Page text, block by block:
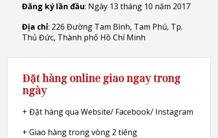
Đăng ký lần đầu: Ngày 13 tháng 10 năm 2017
Địa chỉ: 226 Đường Tam Bình, Tam Phú, Tp.
Thủ Đức, Thành phố Hồ Chí Minh
Đặt hàng online giao ngay trong
ngày
+ Đặt hàng qua Website/ Facebook/ Instagram
+ Giao hàng trong vòng 2 tiếng